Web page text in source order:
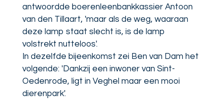
antwoordde boerenleenbankkassier Antoon
van den Tillaart, 'maar als de weg, waaraan
deze lamp staat slecht is, is de lamp
volstrekt nutteloos'.
In dezelfde bijeenkomst zei Ben van Dam het
volgende: 'Dankzij een inwoner van Sint-
Oedenrode, ligt in Veghel maar een mooi
dierenpark'.